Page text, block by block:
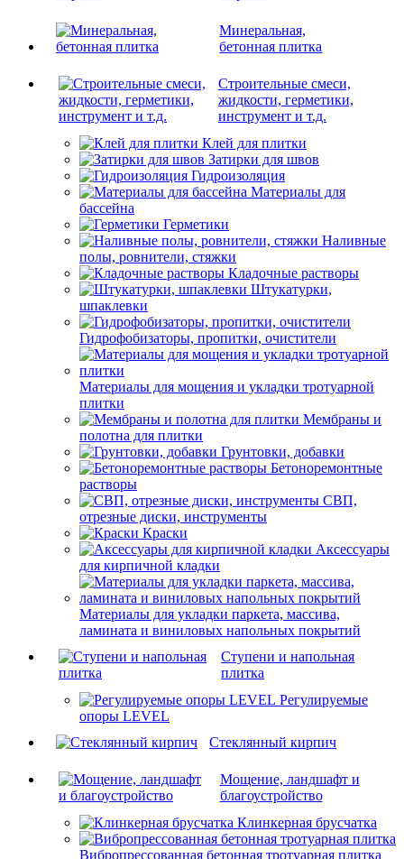
Минеральная,
бетонная плитка
Строительные смеси,
жидкости, герметики,
инструмент и т.д.
Клей для плитки
Затирки для швов
Гидроизоляция
Материалы для
бассейна
Герметики
Наливные
полы, ровнители, стяжки
Кладочные растворы
Штукатурки,
шпаклевки
Гидрофобизаторы, пропитки, очистители
Материалы для мощения и укладки тротуарной
плитки
Мембраны и
полотна для плитки
Грунтовки, добавки
Бетоноремонтные
растворы
СВП,
отрезные диски, инструменты
Краски
Аксессуары
для кирпичной кладки
Материалы для укладки паркета, массива,
ламината и виниловых напольных покрытий
Ступени и напольная
плитка
Регулируемые
опоры LEVEL
Cтеклянный кирпич
Мощение, ландшафт и
благоустройство
Клинкерная брусчатка
Вибропрессованная бетонная тротуарная плитка